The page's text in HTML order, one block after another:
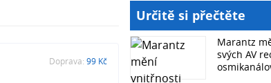
Doprava: 99 Kč
Určitě si přečtěte
Marantz
svých AV